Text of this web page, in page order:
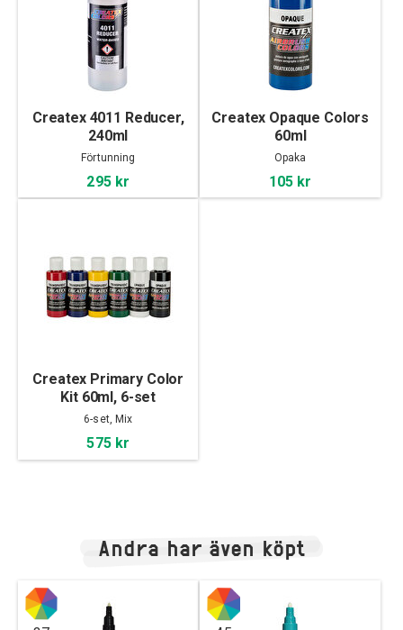
Createx 4011 Reducer,
240ml
Förtunning
295 kr
Createx Opaque Colors
60ml
Opaka
105 kr
Createx Primary Color
Kit 60ml, 6-set
6-set, Mix
575 kr
Andra har även köpt